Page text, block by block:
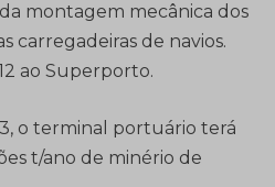
montagem mecânica dos
carregadeiras de navios.
ao Superporto.
o terminal portuário terá
t/ano de minério de